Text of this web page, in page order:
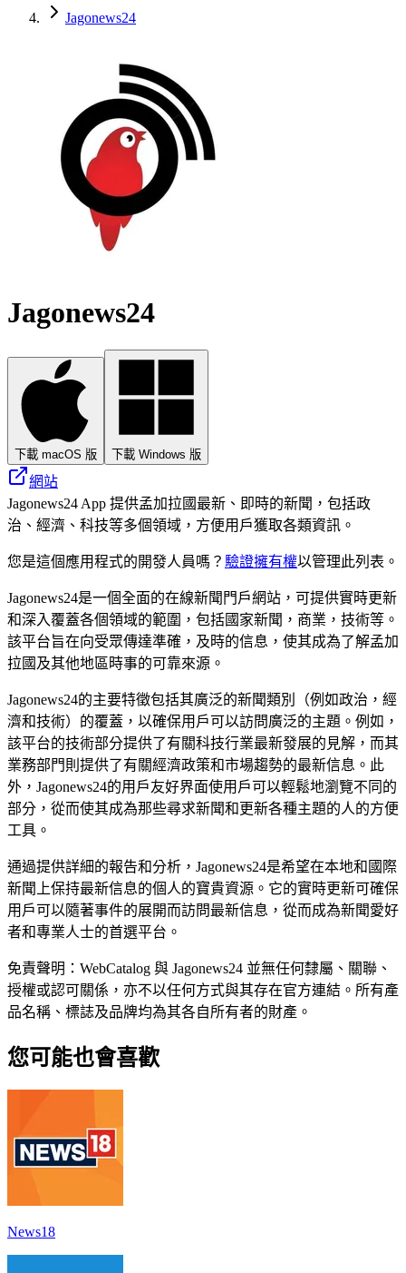
Jagonews24
Jagonews24
下載 macOS 版 下載 Windows 版
網站
Jagonews24 App 提供孟加拉國最新、即時的新聞，包括政
治、經濟、科技等多個領域，方便用戶獲取各類資訊。
您是這個應用程式的開發人員嗎？ 驗證擁有權以管理此列表。
Jagonews24是一個全面的在線新聞門戶網站，可提供實時更新
和深入覆蓋各個領域的範圍，包括國家新聞，商業，技術等。
該平台旨在向受眾傳達準確，及時的信息，使其成為了解孟加
拉國及其他地區時事的可靠來源。
Jagonews24的主要特徵包括其廣泛的新聞類別（例如政治，經
濟和技術）的覆蓋，以確保用戶可以訪問廣泛的主題。例如，
該平台的技術部分提供了有關科技行業最新發展的見解，而其
業務部門則提供了有關經濟政策和市場趨勢的最新信息。此
外，Jagonews24的用戶友好界面使用戶可以輕鬆地瀏覽不同的
部分，從而使其成為那些尋求新聞和更新各種主題的人的方便
工具。
通過提供詳細的報告和分析，Jagonews24是希望在本地和國際
新聞上保持最新信息的個人的寶貴資源。它的實時更新可確保
用戶可以隨著事件的展開而訪問最新信息，從而成為新聞愛好
者和專業人士的首選平台。
免責聲明：WebCatalog 與 Jagonews24 並無任何隸屬、關聯、
授權或認可關係，亦不以任何方式與其存在官方連結。所有產
品名稱、標誌及品牌均為其各自所有者的財產。
您可能也會喜歡
News18